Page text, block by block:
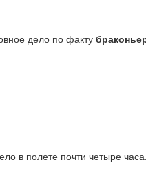
дело по факту
в полете почти четыре часа.